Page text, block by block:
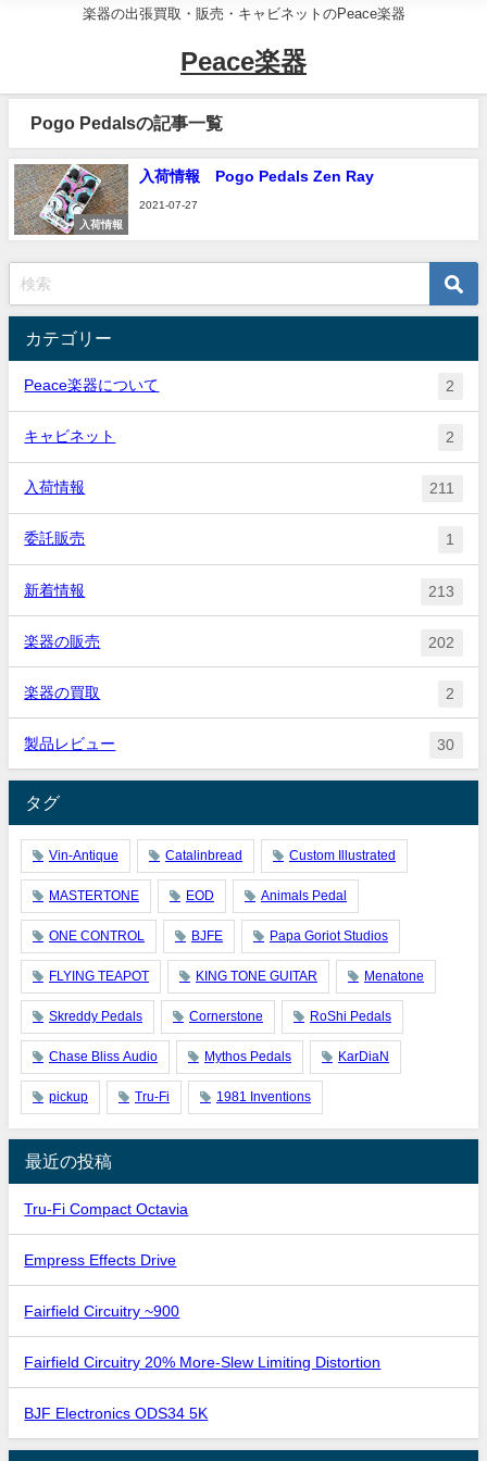
楽器の出張買取・販売・キャビネットのPeace楽器
Peace楽器
Pogo Pedalsの記事一覧
入荷情報
入荷情報 Pogo Pedals Zen Ray
2021-07-27
カテゴリー
Peace楽器について 2
キャビネット 2
入荷情報 211
委託販売 1
新着情報 213
楽器の販売 202
楽器の買取 2
製品レビュー 30
タグ
Vin-Antique Catalinbread Custom Illustrated
MASTERTONE EOD Animals Pedal
ONE CONTROL BJFE Papa Goriot Studios
FLYING TEAPOT KING TONE GUITAR Menatone
Skreddy Pedals Cornerstone RoShi Pedals
Chase Bliss Audio Mythos Pedals KarDiaN
pickup Tru-Fi 1981 Inventions
最近の投稿
Tru-Fi Compact Octavia
Empress Effects Drive
Fairfield Circuitry ~900
Fairfield Circuitry 20% More-Slew Limiting Distortion
BJF Electronics ODS34 5K